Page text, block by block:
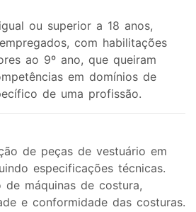
ou superior a 18 anos,
com habilitações
ao 9º ano, que queiram
em domínios de
de uma profissão.
de peças de vestuário em
especificações técnicas.
de máquinas de costura,
e conformidade das costuras.